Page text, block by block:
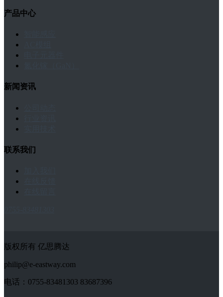
产品中心
新闻资讯
联系我们
版权所有 亿思腾达
philip@e-eastway.com
电话：0755-83481303 83687396